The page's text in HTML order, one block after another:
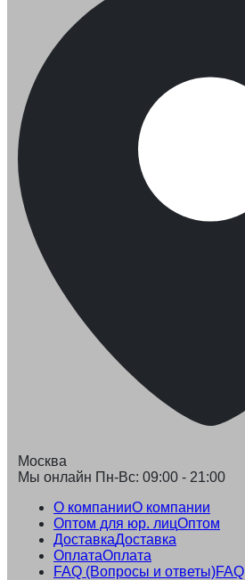
Москва
Мы онлайн Пн-Вс: 09:00 - 21:00
О компанииО компании
Оптом для юр. лицОптом
ДоставкаДоставка
ОплатаОплата
FAQ (Вопросы и ответы)FAQ